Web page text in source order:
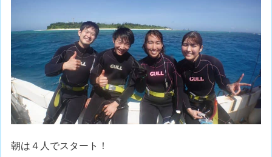
朝は４人でスタート！